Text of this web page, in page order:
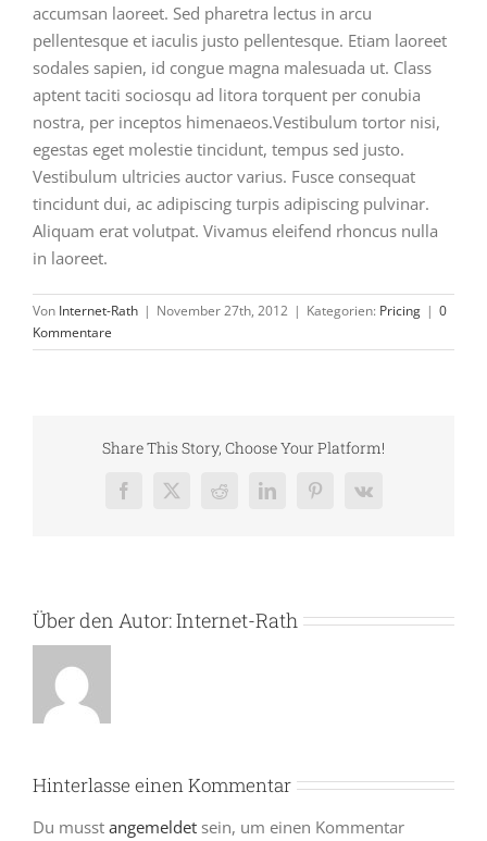
accumsan laoreet. Sed pharetra lectus in arcu
pellentesque et iaculis justo pellentesque. Etiam laoreet
sodales sapien, id congue magna malesuada ut. Class
aptent taciti sociosqu ad litora torquent per conubia
nostra, per inceptos himenaeos.Vestibulum tortor nisi,
egestas eget molestie tincidunt, tempus sed justo.
Vestibulum ultricies auctor varius. Fusce consequat
tincidunt dui, ac adipiscing turpis adipiscing pulvinar.
Aliquam erat volutpat. Vivamus eleifend rhoncus nulla
in laoreet.
Von Internet-Rath | November 27th, 2012 | Kategorien: Pricing | 0
Kommentare
Share This Story, Choose Your Platform!
Facebook
X RedditLinkedInPinterest
Vk
Über den Autor:Internet-Rath
Hinterlasse einen Kommentar
Du musst angemeldet sein, um einen Kommentar